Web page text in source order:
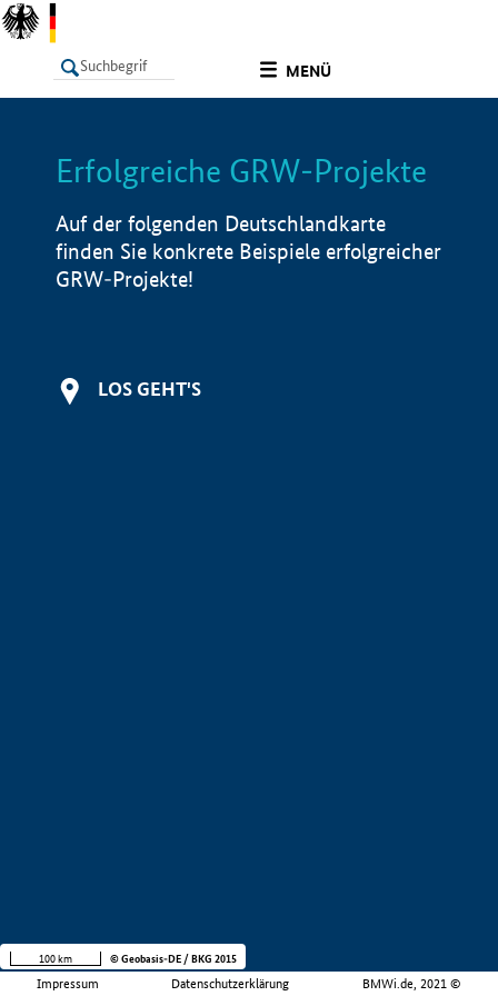
MENÜ
LISTE Info
Erfolgreiche GRW-Projekte
Auf der folgenden Deutschlandkarte
finden Sie konkrete Beispiele erfolgreicher
GRW-Projekte!
LOS GEHT'S
Impressum Datenschutzerklärung BMWi.de, 2021 ©
100 km © Geobasis-DE / BKG 2015